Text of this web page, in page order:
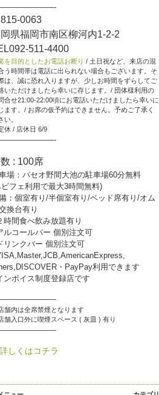
0063
県福岡市南区柳河内1-2-2
511-4400
を目的としたお電話お断り / 土日祝など、来店の混
う時間帯は電話に出られない場合もございます。そ
は、誠に恐れ入りますが、少しお時間をずらしてご
いただけましたら幸いに存じます。/ 団体様利用の
合せ21:00-22:00頃にお電話いただけましたら幸いに
ます。/ お席の仮予約はできません。予めご了承く
い。
休 / 店休日 6/9
: 100席
場：パセオ野間大池の駐車場60分無料
フェ利用で最大3時間無料)
：個室有り/半個室有り/ベッド席有り/オム
換台有り
時間食べ飲み放題有り
ルコールバー 個別注文可
リンクバー 個別注文可
・PayPay利用できます
ンボイス制度登録店です
舗内は全席禁煙となります
舗入口外に喫煙スペース ( 灰皿 ) 有り
しくはコチラ